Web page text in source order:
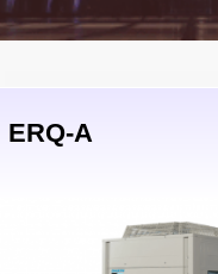
ERQ-A